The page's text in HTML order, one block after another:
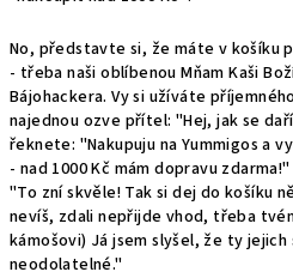
No, představte si, že máte v košíku
- třeba naši oblíbenou Mňam Kaši
Bájohackera. Vy si užíváte
najednou ozve přítel: "Hej, jak se
řeknete: "Nakupuju na Yummigos a
- nad 1000 Kč mám dopravu
"To zní skvěle! Tak si dej do košíku
nevíš, zdali nepřijde vhod, třeba
kámošovi) Já jsem slyšel, že ty
neodolatelné."